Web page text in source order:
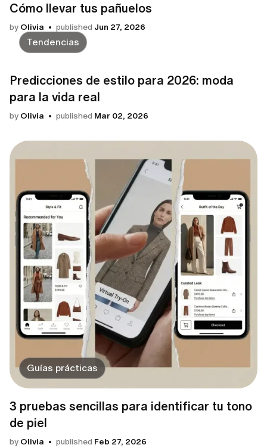
Cómo llevar tus pañuelos
by Olivia published Jun 27, 2026
Tendencias
Predicciones de estilo para 2026: moda
para la vida real
by Olivia published Mar 02, 2026
Guías prácticas
3 pruebas sencillas para identificar tu tono
de piel
by Olivia published Feb 27, 2026